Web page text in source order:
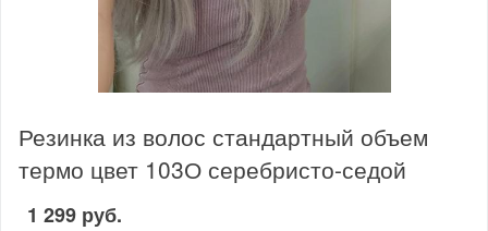
Резинка из волос стандартный объем
термо цвет 103О серебристо-седой
1 299 руб.